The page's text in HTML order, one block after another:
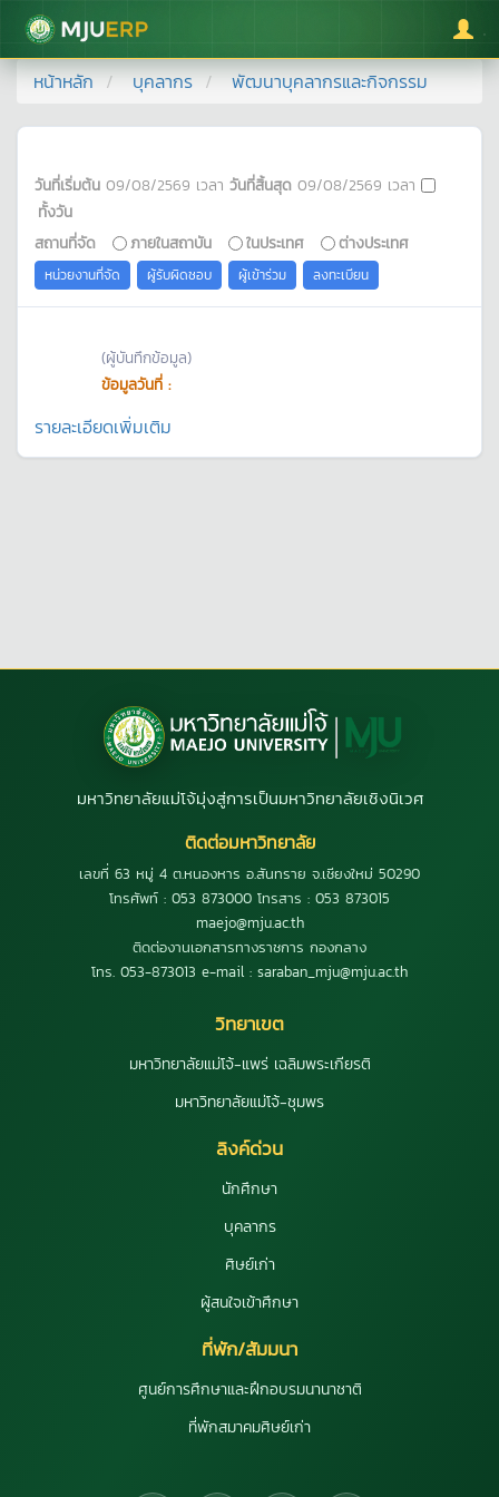
มหาวิทยาลัยแม่โจ้
หน้าหลัก บุคลากร พัฒนาบุคลากรและกิจกรรม
วันที่เริ่มต้น 09/08/2569 เวลา วันที่สิ้นสุด 09/08/2569 เวลา
ทั้งวัน
สถานที่จัด
ภายในสถาบัน ในประเทศ ต่างประเทศ
หน่วยงานที่จัด ผู้รับผิดชอบ ผู้เข้าร่วม ลงทะเบียน
(ผู้บันทึกข้อมูล)
ข้อมูลวันที่ :
รายละเอียดเพิ่มเติม
มหาวิทยาลัยแม่โจ้มุ่งสู่การเป็นมหาวิทยาลัยเชิงนิเวศ
ติดต่อมหาวิทยาลัย
เลขที่ 63 หมู่ 4 ต.หนองหาร อ.สันทราย จ.เชียงใหม่ 50290
โทรศัพท์ : 053 873000 โทรสาร : 053 873015
maejo@mju.ac.th
ติดต่องานเอกสารทางราชการ กองกลาง
โทร. 053-873013 e-mail : saraban_mju@mju.ac.th
วิทยาเขต
มหาวิทยาลัยแม่โจ้-แพร่ เฉลิมพระเกียรติ
มหาวิทยาลัยแม่โจ้-ชุมพร
ลิงค์ด่วน
นักศึกษา
บุคลากร
ศิษย์เก่า
ผู้สนใจเข้าศึกษา
ที่พัก/สัมมนา
ศูนย์การศึกษาและฝึกอบรมนานาชาติ
ที่พักสมาคมศิษย์เก่า